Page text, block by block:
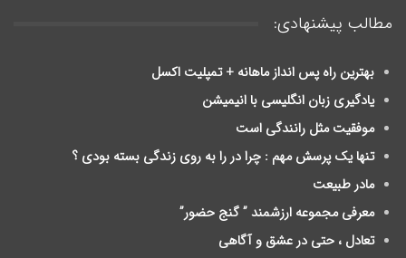
مطالب پیشنهادی:
بهترین راه پس انداز ماهانه + تمپلیت اکسل
یادگیری زبان انگلیسی با انیمیشن
موفقیت مثل رانندگی است
تنها یک پرسش مهم : چرا در را به روی زندگی بسته بودی ؟
مادر طبیعت
معرفی مجموعه ارزشمند ” گنج حضور”
تعادل ، حتی در عشق و آگاهی